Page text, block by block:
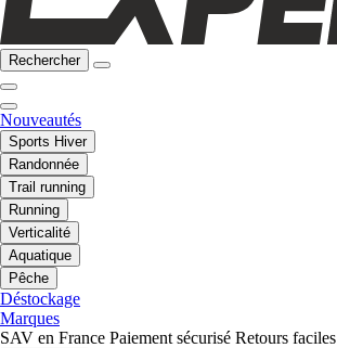
Rechercher
Nouveautés
Sports Hiver
Randonnée
Trail running
Running
Verticalité
Aquatique
Pêche
Déstockage
Marques
SAV en France Paiement sécurisé Retours faciles